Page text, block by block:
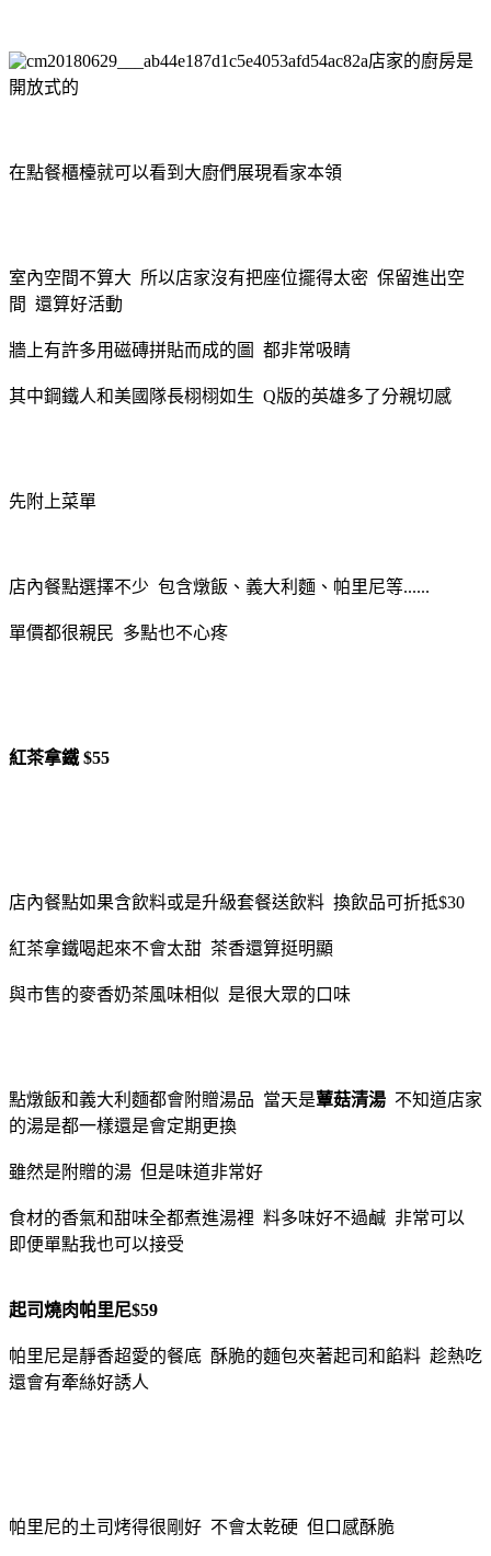
店家的廚房是
開放式的
在點餐櫃檯就可以看到大廚們展現看家本領
室內空間不算大 所以店家沒有把座位擺得太密 保留進出空
間 還算好活動
牆上有許多用磁磚拼貼而成的圖 都非常吸睛
其中鋼鐵人和美國隊長栩栩如生 Q版的英雄多了分親切感
先附上菜單
店內餐點選擇不少 包含燉飯、義大利麵、帕里尼等......
單價都很親民 多點也不心疼
紅茶拿鐵 $55
店內餐點如果含飲料或是升級套餐送飲料 換飲品可折抵$30
紅茶拿鐵喝起來不會太甜 茶香還算挺明顯
與市售的麥香奶茶風味相似 是很大眾的口味
點燉飯和義大利麵都會附贈湯品 當天是蕈菇清湯 不知道店家
的湯是都一樣還是會定期更換
雖然是附贈的湯 但是味道非常好
食材的香氣和甜味全都煮進湯裡 料多味好不過鹹 非常可以
即便單點我也可以接受
起司燒肉帕里尼$59
帕里尼是靜香超愛的餐底 酥脆的麵包夾著起司和餡料 趁熱吃
還會有牽絲好誘人
帕里尼的土司烤得很剛好 不會太乾硬 但口感酥脆